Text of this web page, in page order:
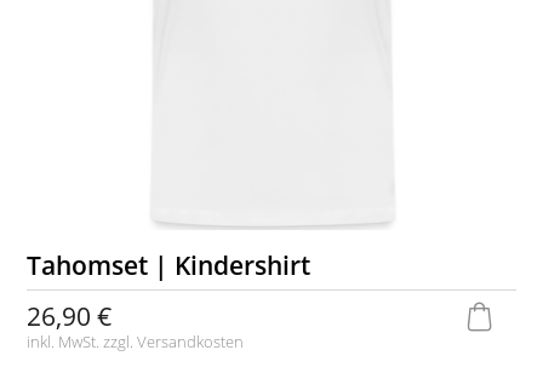
Tahomset | Kindershirt
26,90 €
inkl. MwSt. zzgl.Versandkosten